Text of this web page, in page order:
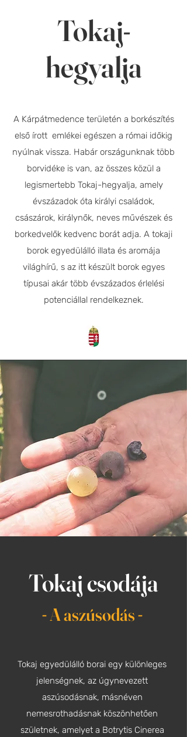
Tokaj-
hegyalja
A Kárpátmedence területén a borkészítés
első írott emlékei egészen a római időkig
nyúlnak vissza. Habár országunknak több
borvidéke is van, az összes közül a
legismertebb Tokaj-hegyalja, amely
évszázadok óta királyi családok,
császárok, királynők, neves művészek és
borkedvelők kedvenc borát adja. A tokaji
borok egyedülálló illata és aromája
világhírű, s az itt készült borok egyes
típusai akár több évszázados érlelési
potenciállal rendelkeznek.
Tokaj csodája
-A aszúsodás-
Tokaj egyedülálló borai egy különleges
jelenségnek, az úgynevezett
aszúsodásnak, másnéven
nemesrothadásnak köszönhetően
születnek, amelyet a Botrytis Cinerea